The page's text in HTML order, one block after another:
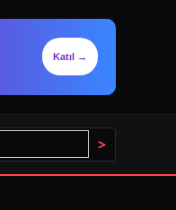
Katıl →
>